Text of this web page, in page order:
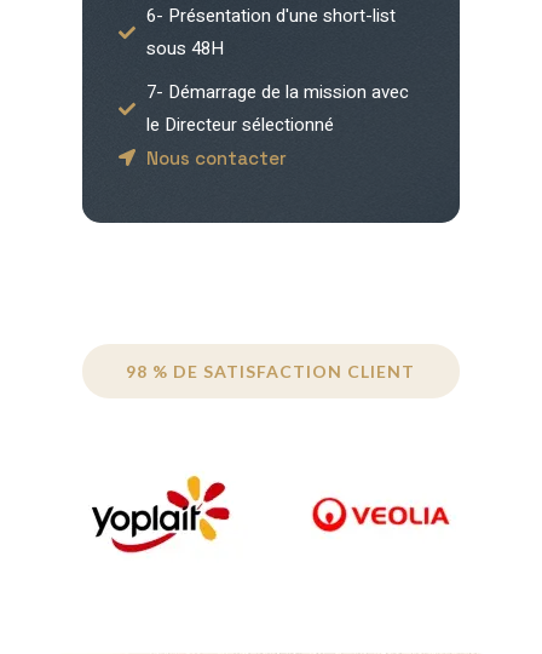
6- Présentation d'une short-list
sous 48H
7- Démarrage de la mission avec
le Directeur sélectionné
Nous contacter
98 % DE SATISFACTION CLIENT